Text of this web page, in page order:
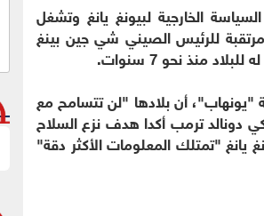
الخارجية لبيونغ يانغ وتشغل
للرئيس الصيني شي جين بينغ
منذ نحو 7 سنوات.
"يونهاب"، أن بلادها "لن تتسامح مع
دونالد ترمب أكدا هدف نزع السلاح
يانغ "تمتلك المعلومات الأكثر دقة"